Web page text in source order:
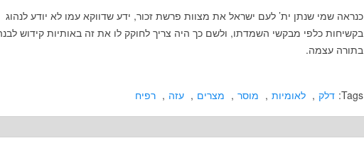
כנראה שמי שנתן ית’ לעם ישראל את מצוות פרשת זכור, ידע שדווקא עמו לא יודע לנהוג
בקשיחות כלפי מבקשי השמדתו, ולשם כך היה צריך לחוקק לו את זה באותיות קידוש
בתורה עצמה.
Tags: דלק , לאומיות , מוסר , מצרים , עזה , רפיח